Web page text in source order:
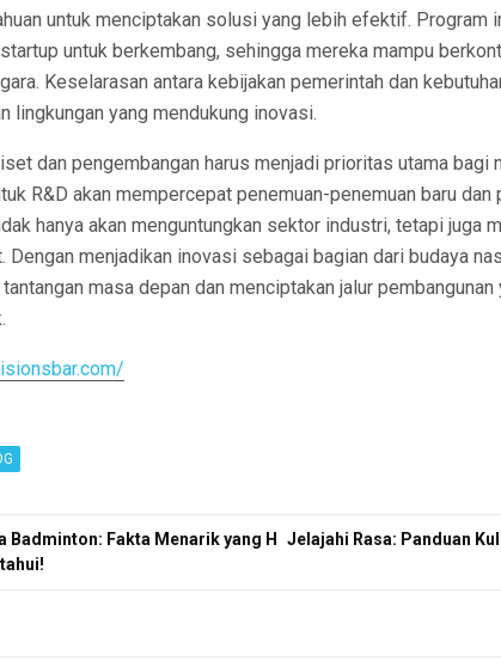
untuk menciptakan solusi yang lebih efektif. Program
untuk berkembang, sehingga mereka mampu
Keselarasan antara kebijakan pemerintah dan
lingkungan yang mendukung inovasi.
dan pengembangan harus menjadi prioritas utama bagi
R&D akan mempercepat penemuan-penemuan baru
hanya akan menguntungkan sektor industri, tetapi juga
Dengan menjadikan inovasi sebagai bagian dari budaya
masa depan dan menciptakan jalur pembangunan
Badminton: Fakta Menarik yang H
Jelajahi Rasa: Panduan